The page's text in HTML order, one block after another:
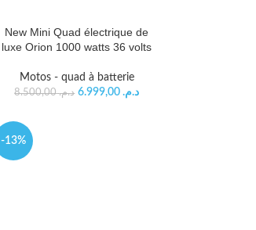
New Mini Quad électrique de
luxe Orion 1000 watts 36 volts
Motos - quad à batterie
د.م.8.500,00 د.م.6.999,00
-13%